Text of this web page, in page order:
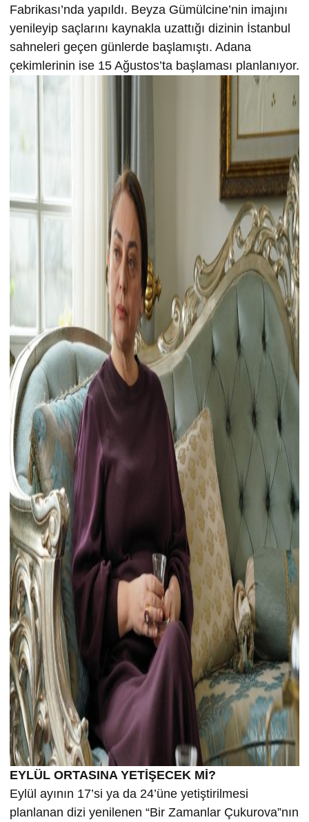
Fabrikası’nda yapıldı. Beyza Gümülcine’nin imajını
yenileyip saçlarını kaynakla uzattığı dizinin İstanbul
sahneleri geçen günlerde başlamıştı. Adana
çekimlerinin ise 15 Ağustos’ta başlaması planlanıyor.
EYLÜL ORTASINA YETİŞECEK Mİ?
Eylül ayının 17’si ya da 24’üne yetiştirilmesi
planlanan dizi yenilenen “Bir Zamanlar Çukurova”nın